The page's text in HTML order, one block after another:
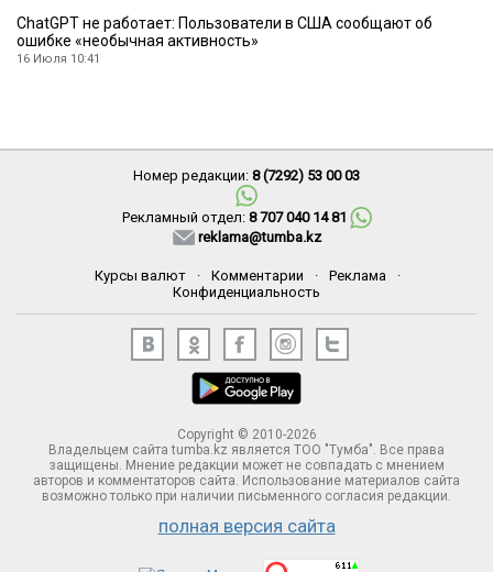
ChatGPT не работает: Пользователи в США сообщают об
ошибке «необычная активность»
16 Июля 10:41
Номер редакции: 8 (7292) 53 00 03
Рекламный отдел: 8 707 040 14 81
reklama@tumba.kz
Курсы валют · Комментарии · Реклама
·
Конфиденциальность
Copyright © 2010-2026
Владельцем сайта tumba.kz является ТОО "Тумба". Все права
защищены. Мнение редакции может не совпадать с мнением
авторов и комментаторов сайта. Использование материалов сайта
возможно только при наличии письменного согласия редакции.
полная версия сайта